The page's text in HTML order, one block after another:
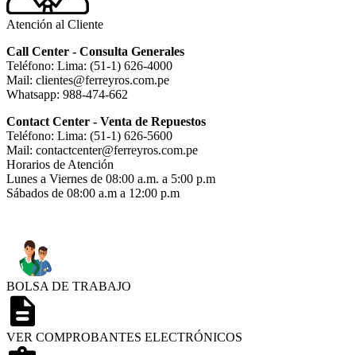
Atención al Cliente
Call Center - Consulta Generales
Teléfono: Lima: (51-1) 626-4000
Mail: clientes@ferreyros.com.pe
Whatsapp: 988-474-662
Contact Center - Venta de Repuestos
Teléfono: Lima: (51-1) 626-5600
Mail: contactcenter@ferreyros.com.pe
Horarios de Atención
Lunes a Viernes de 08:00 a.m. a 5:00 p.m
Sábados de 08:00 a.m a 12:00 p.m
BOLSA DE TRABAJO
VER COMPROBANTES ELECTRÓNICOS